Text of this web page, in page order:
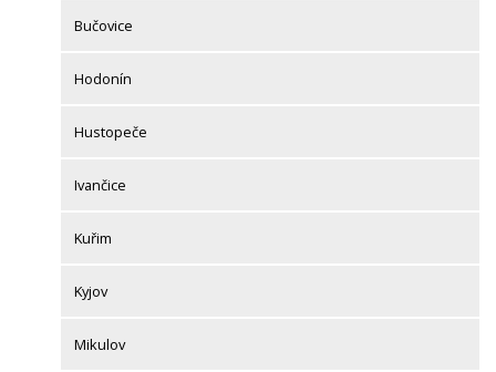
Bučovice
Hodonín
Hustopeče
Ivančice
Kuřim
Kyjov
Mikulov